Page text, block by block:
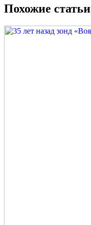
Похожие статьи